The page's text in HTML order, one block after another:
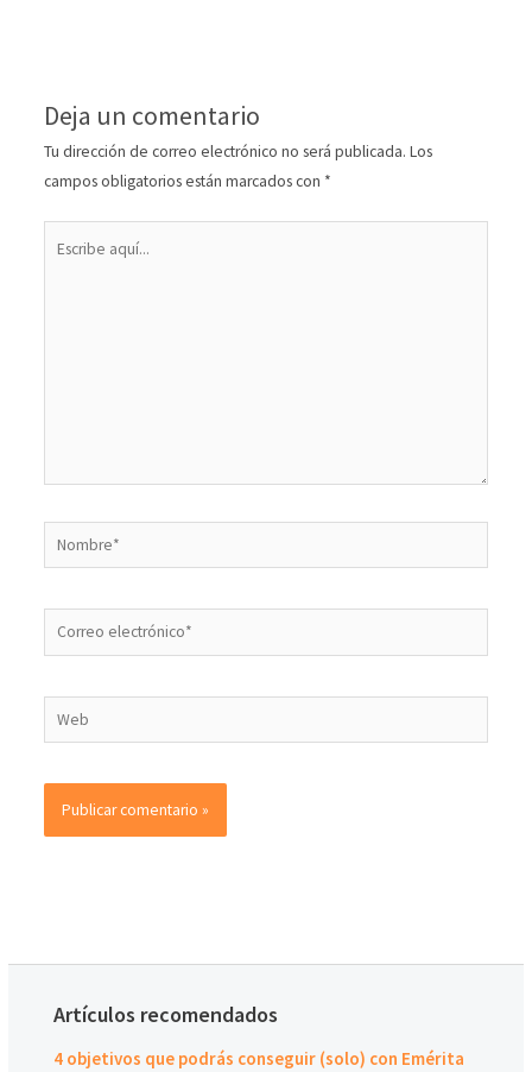
Deja un comentario
Tu dirección de correo electrónico no será publicada. Los
campos obligatorios están marcados con *
Artículos recomendados
4 objetivos que podrás conseguir (solo) con Emérita